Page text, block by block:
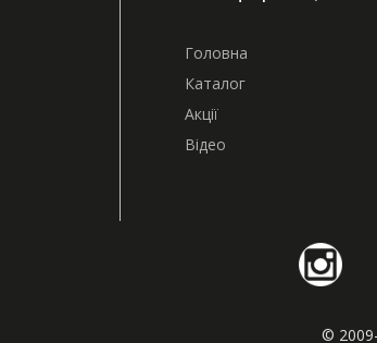
Головна
Каталог
Акції
Відео
©